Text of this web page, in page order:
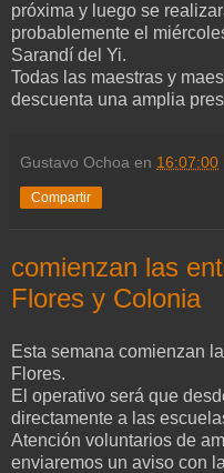
próxima y luego se
probablemente el
Sarandí del Yi.
Todas las maestras y
descuenta una amplia
Gustavo Ochoa en 16:07:00
Compartir
comienzan las
Flores y Colonia
Esta semana comienzan
Flores.
El operativo será que
directamente a las
Atención voluntarios de
enviaremos un aviso con